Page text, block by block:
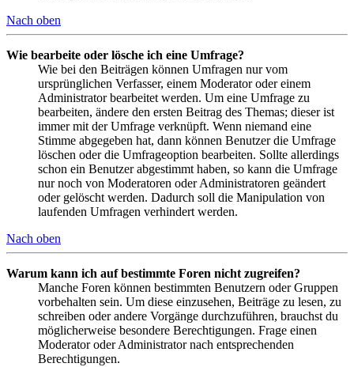
Nach oben
Wie bearbeite oder lösche ich eine Umfrage?
Wie bei den Beiträgen können Umfragen nur vom
ursprünglichen Verfasser, einem Moderator oder einem
Administrator bearbeitet werden. Um eine Umfrage zu
bearbeiten, ändere den ersten Beitrag des Themas; dieser ist
immer mit der Umfrage verknüpft. Wenn niemand eine
Stimme abgegeben hat, dann können Benutzer die Umfrage
löschen oder die Umfrageoption bearbeiten. Sollte allerdings
schon ein Benutzer abgestimmt haben, so kann die Umfrage
nur noch von Moderatoren oder Administratoren geändert
oder gelöscht werden. Dadurch soll die Manipulation von
laufenden Umfragen verhindert werden.
Nach oben
Warum kann ich auf bestimmte Foren nicht zugreifen?
Manche Foren können bestimmten Benutzern oder Gruppen
vorbehalten sein. Um diese einzusehen, Beiträge zu lesen, zu
schreiben oder andere Vorgänge durchzuführen, brauchst du
möglicherweise besondere Berechtigungen. Frage einen
Moderator oder Administrator nach entsprechenden
Berechtigungen.